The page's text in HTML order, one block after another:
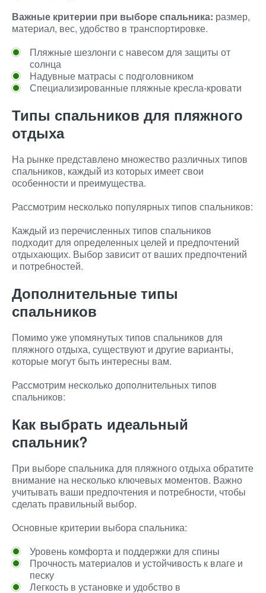
Важные критерии при выборе спальника: размер,
материал, вес, удобство в транспортировке.
Пляжные шезлонги с навесом для защиты от
солнца
Надувные матрасы с подголовником
Специализированные пляжные кресла-кровати
Типы спальников для пляжного
отдыха
На рынке представлено множество различных типов
спальников, каждый из которых имеет свои
особенности и преимущества.
Рассмотрим несколько популярных типов спальников:
Каждый из перечисленных типов спальников
подходит для определенных целей и предпочтений
отдыхающих. Выбор зависит от ваших предпочтений
и потребностей.
Дополнительные типы
спальников
Помимо уже упомянутых типов спальников для
пляжного отдыха, существуют и другие варианты,
которые могут быть интересны вам.
Рассмотрим несколько дополнительных типов
спальников:
Как выбрать идеальный
спальник?
При выборе спальника для пляжного отдыха обратите
внимание на несколько ключевых моментов. Важно
учитывать ваши предпочтения и потребности, чтобы
сделать правильный выбор.
Основные критерии выбора спальника:
Уровень комфорта и поддержки для спины
Прочность материалов и устойчивость к влаге и
песку
Легкость в установке и удобство в